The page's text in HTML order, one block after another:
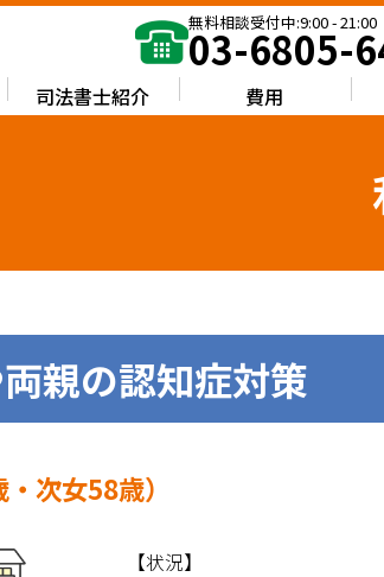
03-6805-
司法書士紹介 費用
親の認知症対策
次女58歳）
【状況】